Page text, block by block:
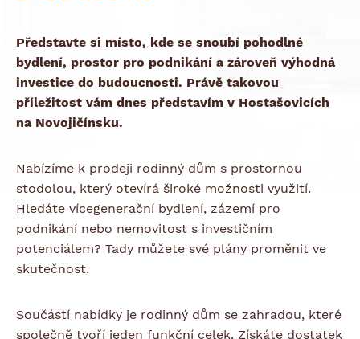
Představte si místo, kde se snoubí pohodlné
bydlení, prostor pro podnikání a zároveň výhodná
investice do budoucnosti. Právě takovou
příležitost vám dnes představím v Hostašovicích
na Novojičínsku.
Nabízíme k prodeji rodinný dům s prostornou
stodolou, který otevírá široké možnosti využití.
Hledáte vícegenerační bydlení, zázemí pro
podnikání nebo nemovitost s investičním
potenciálem? Tady můžete své plány proměnit ve
skutečnost.
Součástí nabídky je rodinný dům se zahradou, které
společně tvoří jeden funkční celek. Získáte dostatek